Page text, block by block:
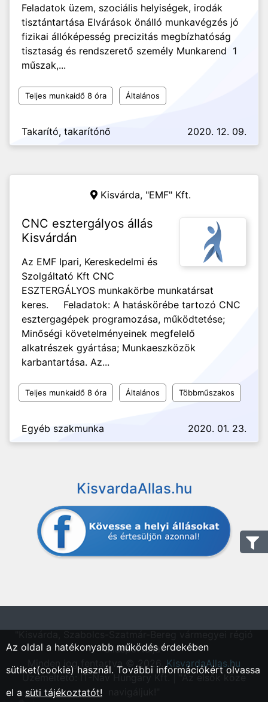
Feladatok üzem, szociális helyiségek, irodák
tisztántartása Elvárások önálló munkavégzés jó
fizikai állóképesség precizitás megbízhatóság
tisztaság és rendszerető személy Munkarend 1
műszak,...
Teljes munkaidő 8 óra Általános
Takarító, takarítónő 2020. 12. 09.
Kisvárda, "EMF" Kft.
CNC esztergályos állás
Kisvárdán
Az EMF Ipari, Kereskedelmi és
Szolgáltató Kft CNC
ESZTERGÁLYOS munkakörbe munkatársat
keres. Feladatok: A hatáskörébe tartozó CNC
esztergagépek programozása, működtetése;
Minőségi követelményeinek megfelelő
alkatrészek gyártása; Munkaeszközök
karbantartása. Az...
Teljes munkaidő 8 óra Általános Többműszakos
Egyéb szakmunka 2020. 01. 23.
KisvardaAllas.hu
állásportálja"
Minden jog fentartva © 2026.KisvardaAllas.hu
Üzemeltető: IT-Nav Hungary Kft. | "Az elsők közé
Az oldal a hatékonyabb működés érdekében
sütiket(cookie) használ. További információkért olvassa
el a süti tájékoztatót!